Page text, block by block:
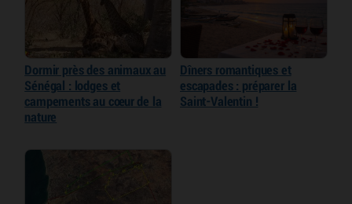
Dormir près des animaux au
Sénégal : lodges et
campements au cœur de la
nature
Dîners romantiques et
escapades : préparer la
Saint-Valentin !